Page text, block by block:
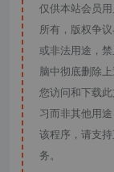
仅供本站会员
所有，版权争
或非法用途，
脑中彻底删除
您访问和下载
习而非其他用
该程序，请支
务。